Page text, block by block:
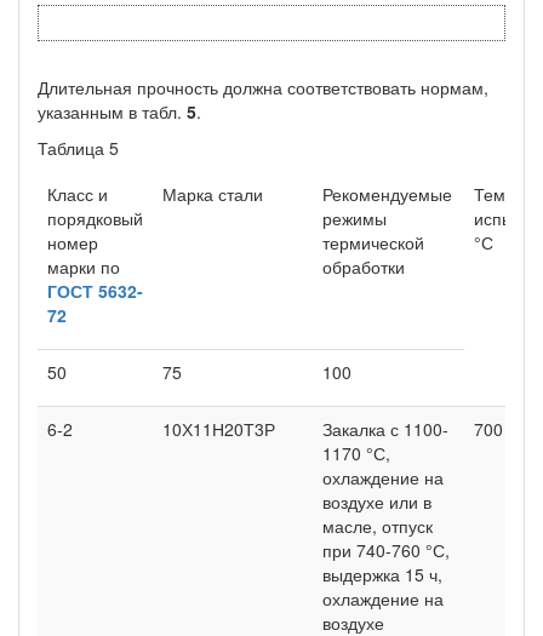
Длительная прочность должна соответствовать нормам,
указанным в табл. 5.
Таблица 5
Класс и
порядковый
номер
марки по
ГОСТ 5632-
72
Марка стали
Рекомендуемые
режимы
термической
обработки
°С
50 75 100
6-2 10Х11Н20Т3Р
Закалка с 1100-
1170 °С,
охлаждение на
воздухе или в
масле, отпуск
при 740-760 °С,
выдержка 15 ч,
охлаждение на
воздухе
700